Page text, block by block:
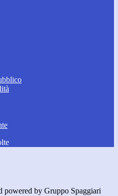
powered by Gruppo Spaggiari